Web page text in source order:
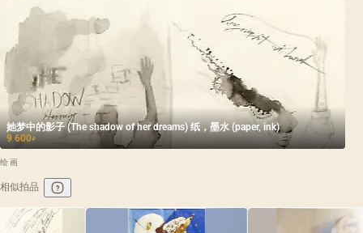
她梦中的影子 (The shadow of her dreams) 纸，墨水 (paper, ink)
9 600₽
绘画
相似拍品